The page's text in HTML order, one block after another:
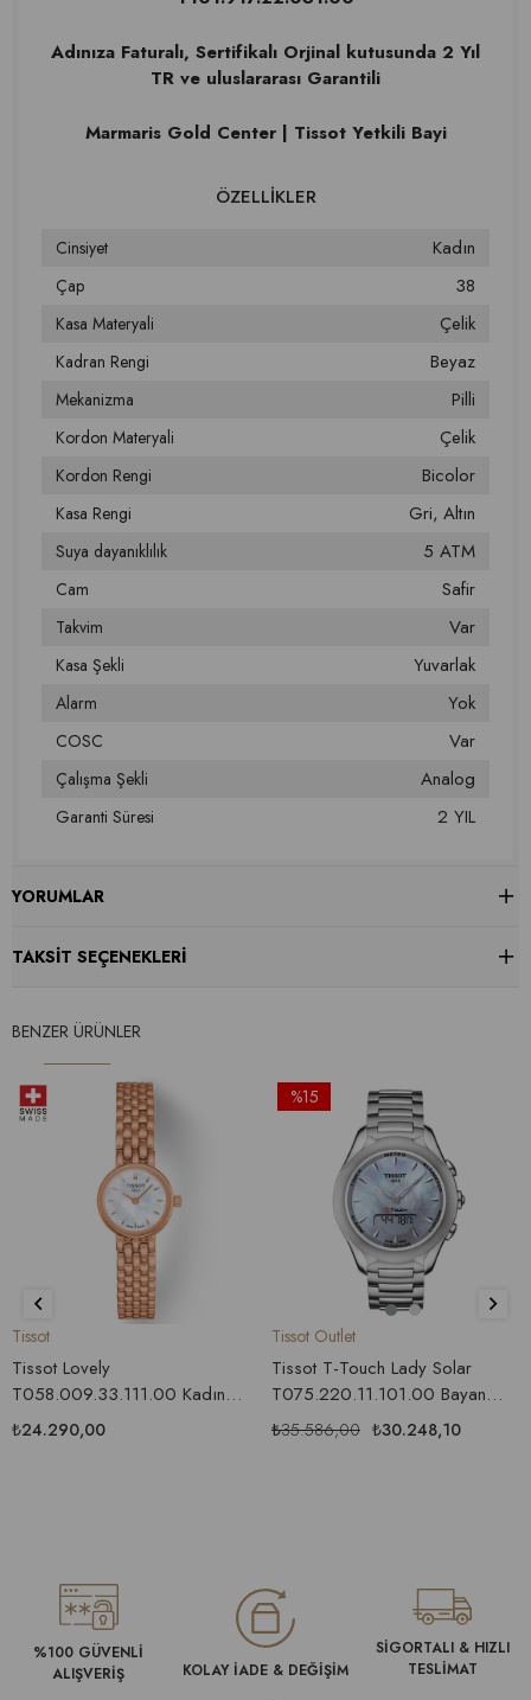
Adınıza Faturalı, Sertifikalı Orjinal kutusunda 2 Yıl
TR ve uluslararası Garantili
Marmaris Gold Center | Tissot Yetkili Bayi
Cinsiyet Kadın
Çap 38
Kasa Materyali Çelik
Kadran Rengi Beyaz
Mekanizma Pilli
Kordon Materyali Çelik
Kordon Rengi Bicolor
Kasa Rengi Gri Altın
Suya dayanıklılık 5 ATM
Cam Safir
Takvim Var
Kasa Şekli Yuvarlak
Alarm Yok
COSC Var
Çalışma Şekli Analog
Garanti Süresi 2 YIL
YORUMLAR
TAKSIT SEÇENEKLERI
BENZER ÜRÜNLER
Tissot
Tissot Lovely
T058.009.33.111.00 Kadın
Saati
₺24.290,00
Tissot Outlet
Tissot T-Touch Lady Solar
T075.220.11.101.00 Bayan
Saati
₺30.248,10
₺35.586,00
%15
%100 GÜVENLİ
ALIŞVERİŞ
KOLAY İADE & DEĞİŞİM
SİGORTALI & HIZLI
TESLİMAT